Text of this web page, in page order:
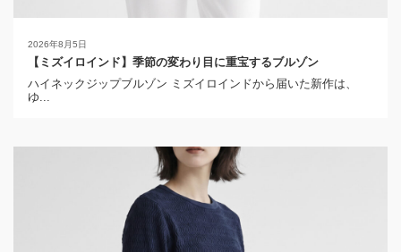
2026年8月5日
【ミズイロインド】季節の変わり目に重宝するブルゾン
ハイネックジップブルゾン ミズイロインドから届いた新作は、
ゆ...